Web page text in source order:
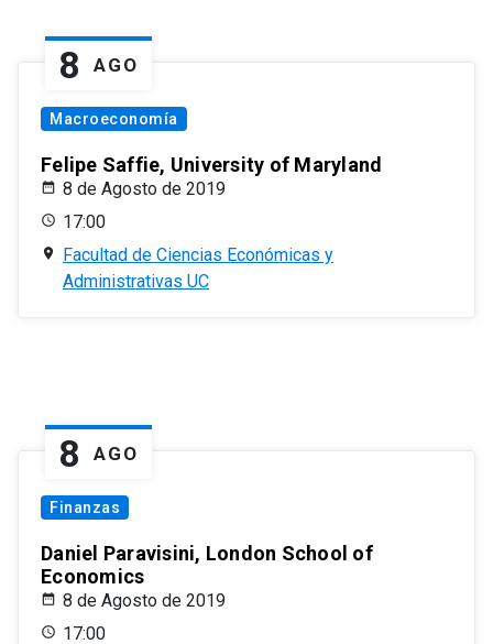
8 AGO
Macroeconomía
Felipe Saffie, University of Maryland
8 de Agosto de 2019
17:00
Facultad de Ciencias Económicas y
Administrativas UC
8 AGO
Finanzas
Daniel Paravisini, London School of
Economics
8 de Agosto de 2019
17:00